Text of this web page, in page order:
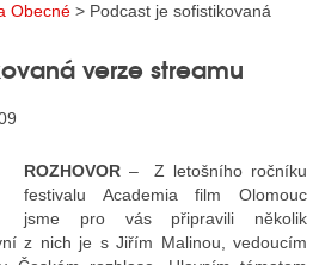
Obecné > Podcast je sofistikovaná
verze streamu
ROZHOVOR – Z letošního ročníku
festivalu Academia film Olomouc
jsme pro vás připravili několik
z nich je s Jiřím Malinou, vedoucím